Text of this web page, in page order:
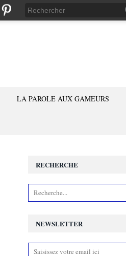
LA PAROLE AUX GAMEURS
NEWSLETTER
RECHERCHE